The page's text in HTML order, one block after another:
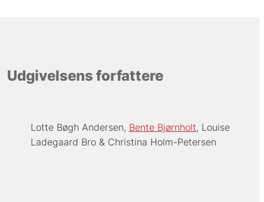
Udgivelsens forfattere
Lotte Bøgh Andersen Bente Bjørnholt Louise
Ladegaard Bro
Christina Holm-Petersen